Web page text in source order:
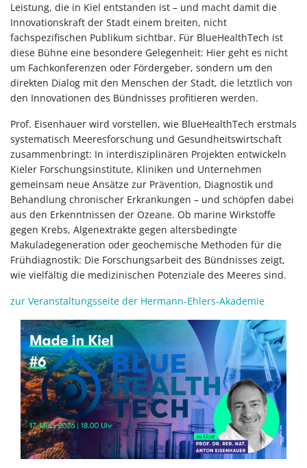
Leistung, die in Kiel entstanden ist – und macht damit die
Innovationskraft der Stadt einem breiten, nicht
fachspezifischen Publikum sichtbar. Für BlueHealthTech ist
diese Bühne eine besondere Gelegenheit: Hier geht es nicht
um Fachkonferenzen oder Fördergeber, sondern um den
direkten Dialog mit den Menschen der Stadt, die letztlich von
den Innovationen des Bündnisses profitieren werden.
Prof. Eisenhauer wird vorstellen, wie BlueHealthTech erstmals
systematisch Meeresforschung und Gesundheitswirtschaft
zusammenbringt: In interdisziplinären Projekten entwickeln
Kieler Forschungsinstitute, Kliniken und Unternehmen
gemeinsam neue Ansätze zur Prävention, Diagnostik und
Behandlung chronischer Erkrankungen – und schöpfen dabei
aus den Erkenntnissen der Ozeane. Ob marine Wirkstoffe
gegen Krebs, Algenextrakte gegen altersbedingte
Makuladegeneration oder geochemische Methoden für die
Frühdiagnostik: Die Forschungsarbeit des Bündnisses zeigt,
wie vielfältig die medizinischen Potenziale des Meeres sind.
zur Veranstaltungsseite der Hermann-Ehlers-Akademie